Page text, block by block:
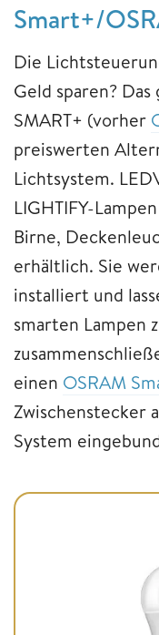
Smart+/
Die
Geld sparen?
SMART+ (vorher
preiswerten
Lichtsystem.
LIGHTIFY-
Birne,
erhältlich. Sie
installiert und
smarten Lampen
einen OSRAM
Zwischenstecker
System